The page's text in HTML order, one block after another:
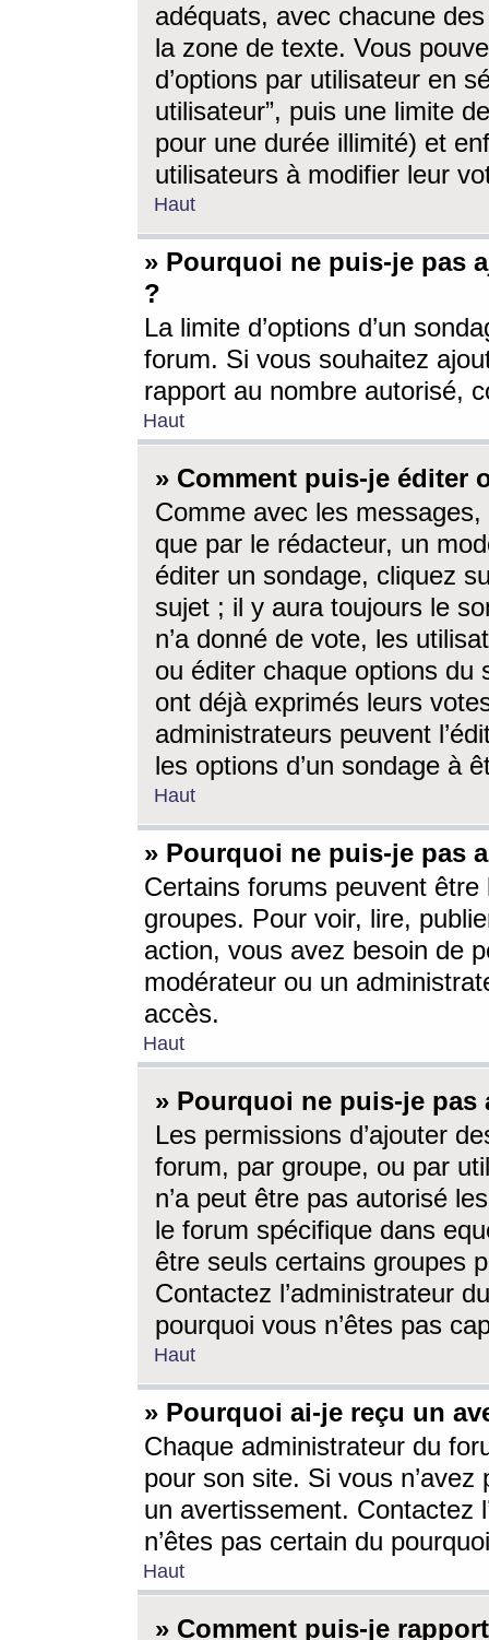
adéquats, avec chacune
la zone de texte. Vous
d’options par utilisateur en
utilisateur”, puis une limite
pour une durée illimité) et
utilisateurs à modifier leur
Haut
» Pourquoi ne puis-je pas
?
La limite d’options d’un
forum. Si vous souhaitez
rapport au nombre autorisé,
Haut
» Comment puis-je éditer
Comme avec les
que par le rédacteur, un
éditer un sondage, cliquez
sujet ; il y aura toujours le
n’a donné de vote, les
ou éditer chaque options du
ont déjà exprimés leurs
administrateurs peuvent
les options d’un sondage à
Haut
» Pourquoi ne puis-je pas
Certains forums peuvent être
groupes. Pour voir, lire,
action, vous avez besoin de
modérateur ou un
accès.
Haut
» Pourquoi ne puis-je
Les permissions d’ajouter
forum, par groupe, ou par
n’a peut être pas autorisé
le forum spécifique dans
être seuls certains groupes
Contactez l’administrateur
pourquoi vous n’êtes pas
Haut
» Pourquoi ai-je reçu un
Chaque administrateur du
pour son site. Si vous
un avertissement. Contactez
n’êtes pas certain du
Haut
» Comment puis-je